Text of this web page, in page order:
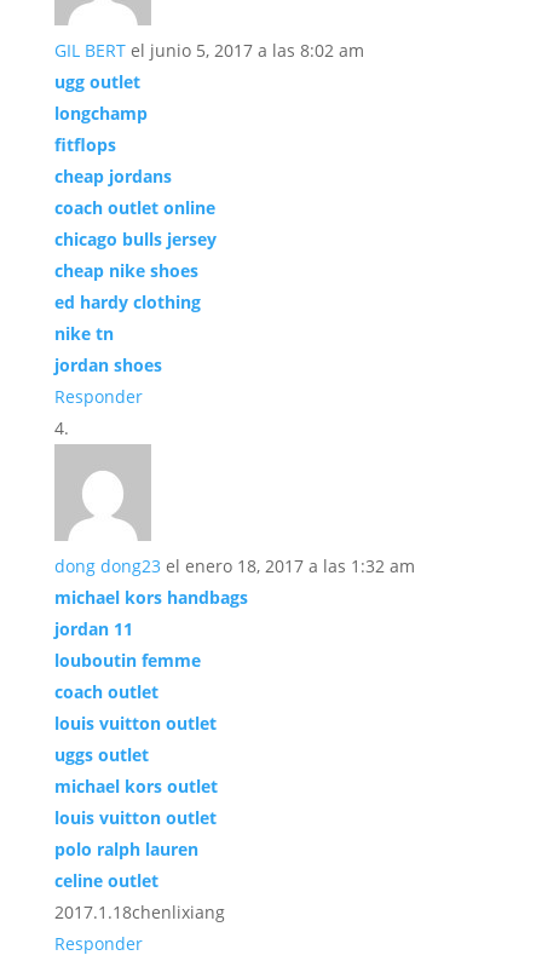
GIL BERT el junio 5, 2017 a las 8:02 am
ugg outlet
longchamp
fitflops
cheap jordans
coach outlet online
chicago bulls jersey
cheap nike shoes
ed hardy clothing
nike tn
jordan shoes
Responder
dong dong23 el enero 18, 2017 a las 1:32 am
michael kors handbags
jordan 11
louboutin femme
coach outlet
louis vuitton outlet
uggs outlet
michael kors outlet
louis vuitton outlet
polo ralph lauren
celine outlet
2017.1.18chenlixiang
Responder